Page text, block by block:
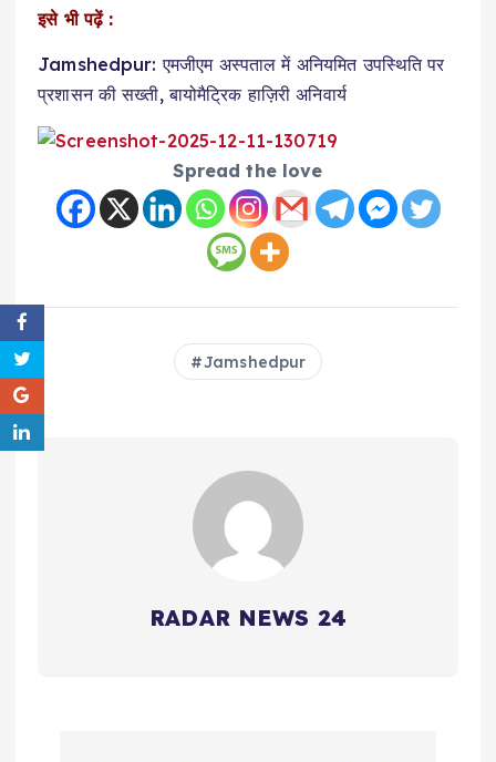
इसे भी पढ़ें :
Jamshedpur: एमजीएम अस्पताल में अनियमित उपस्थिति पर
प्रशासन की सख्ती, बायोमैट्रिक हाज़िरी अनिवार्य
Spread the love
Jamshedpur
RADAR NEWS 24